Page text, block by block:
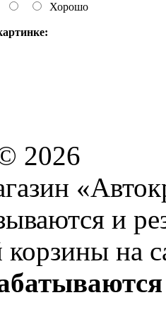
Хорошо
2026
и
корзины на